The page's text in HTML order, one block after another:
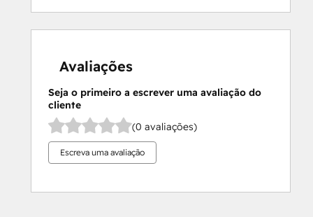
Avaliações
Seja o primeiro a escrever uma avaliação do
cliente
(0 avaliações)
Escreva uma avaliação